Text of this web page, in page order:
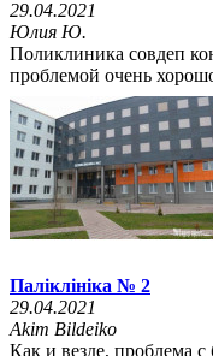
29.04.2021
Юлия Ю.
Поликлиника совдеп
проблемой очень
Паліклініка № 2
29.04.2021
Akim Bildeiko
Как и везде, проблема